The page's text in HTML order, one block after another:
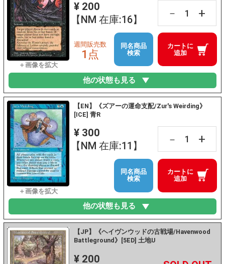
¥ 200
【NM 在庫:16】
－ +
カートに
追加
週間販売数
1点
同名商品
検索
他の状態も見る
【EN】《ズアーの運命支配/Zur's Weirding》
[ICE] 青R
¥ 300
【NM 在庫:11】
－ +
カートに
追加
同名商品
検索
他の状態も見る
【JP】《ヘイヴンウッドの古戦場/Havenwood
Battleground》[5ED] 土地U
¥ 200